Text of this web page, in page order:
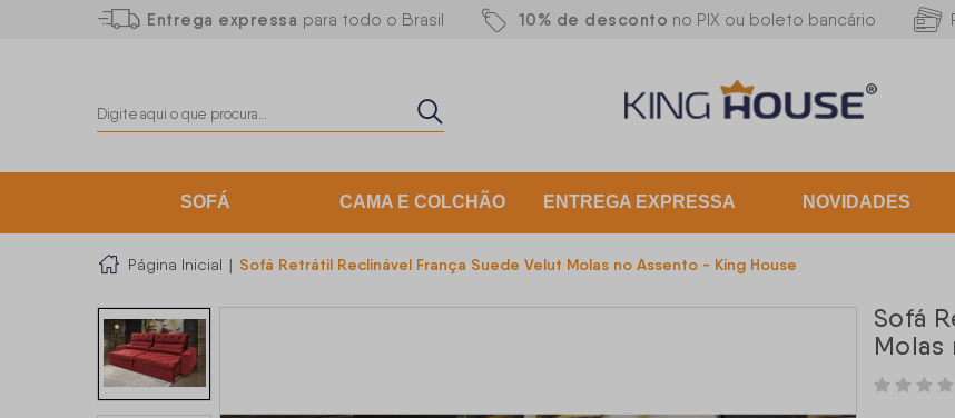
Entrega expressa para todo o Brasil 10% de desconto no PIX ou boleto bancário
SOFÁ CAMA E COLCHÃO ENTREGA EXPRESSA NOVIDADES
Página Inicial | Sofá Retrátil Reclinável França Suede Velut Molas no Assento - King House
Sofá
Molas